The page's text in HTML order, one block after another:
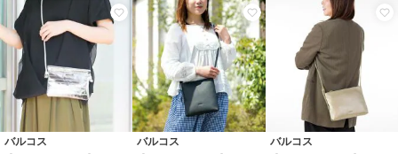
バルコス バルコス バルコス